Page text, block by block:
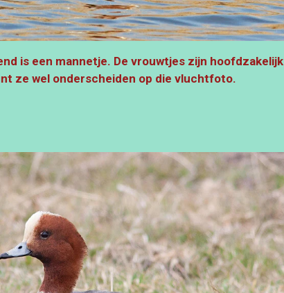
is een mannetje. De vrouwtjes zijn hoofdzakelijk
ze wel onderscheiden op die vluchtfoto.